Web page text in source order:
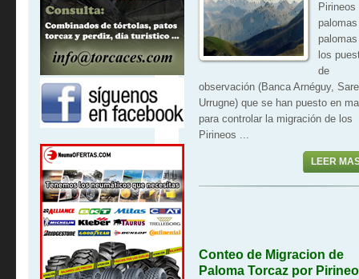
Pirineos
palomas
los
de
observación (Banca Arnéguy,
Urrugne) que se han puesto en
para controlar la migración de los
Pirineos ...
LEER
Conteo de Migracion de
Paloma Torcaz por